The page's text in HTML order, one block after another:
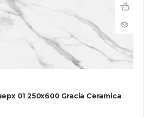
01 250х600 Gracia Ceramica